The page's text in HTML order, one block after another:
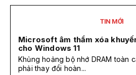
TIN MỚI
Microsoft âm thầm xóa
cho Windows 11
Khủng hoảng bộ nhớ DRAM toàn
phải thay đổi hoàn...